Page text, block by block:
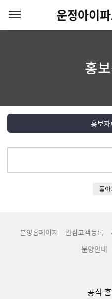
운정아이
홍
홍보자
돌아
분양홈페이지 관심고객등록
분양안내
공식